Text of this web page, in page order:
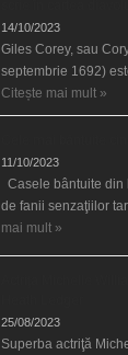
14/10/2023
Giles Corey, sau
septembrie 1692)
Citește mai mult »
11/10/2023
Casele bântuite din
de fanii senzaţiilor
mai mult »
25/08/2023
Superba actriţă